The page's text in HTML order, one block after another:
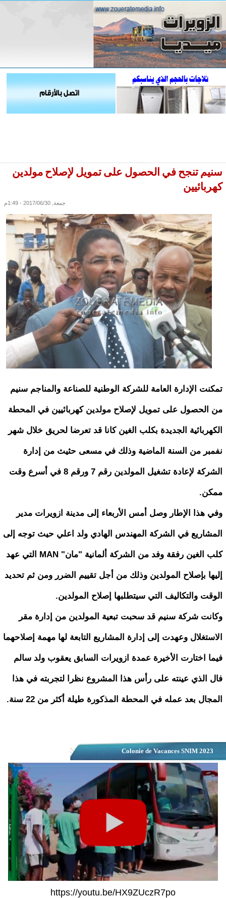
سنيم تنجح في الحصول على تمويل لإصلاح مولدين
كهربائيين
جمعة, 2017/06/30 - 1:49م
تمكنت الإدارة العامة للشركة الوطنية للصناعة والمناجم سنيم
من الحصول على تمويل لإصلاح مولدين كهربائيين في المحطة
الكهربائية الجديدة بكلب الغين كانا قد تعرضا لحريق خلال شهر
نفمبر من السنة الماضية وذلك في مسعى حثيث من إدارة
الشركة لإعادة تشغيل المولدين رقم 7 ورقم 8 في أسرع وقت
ممكن.
وفي هذا الإطار وصل أمس الأربعاء إلى مدينة ازويرات مدير
المشاريع في الشركة المهندس الهادي ولد اعلي حيث توجه إلى
كلب الغين رفقة وفد من الشركة ألمانية "مان" MAN التي عهد
إليها بإصلاح المولدين وذلك من أجل تقييم الضرر ومن ثم تحديد
الوقت والتكاليف التي سيتطلبها إصلاح المولدين.
وكانت شركة سنيم قد سحبت تبعية المولدين من إدارة مقر
الاستغلال وعهدت إلى إدارة المشاريع التابعة لها مهمة إصلاحهما
فيما اختارت الأخيرة عمدة ازويرات السابق يعقوب ولد سالم
فال الذي عينته على رأس هذا المشروع نظرا لتجربته في هذا
المجال بعد عمله في المحطة المذكورة طيلة أكثر من 22 سنة.
Colonie de Vacances SNIM 2023
https://youtu.be/HX9ZUczR7po